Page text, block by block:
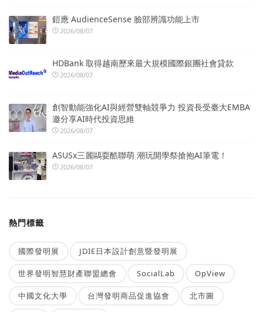
鎧應 AudienceSense 臉部辨識功能上市
2026/08/07
HDBank 取得越南歷來最大規模國際銀團社會貸款
2026/08/07
創智動能強化AI與經營雙軸競爭力 投資長受臺大EMBA
邀分享AI時代投資思維
2026/08/07
ASUSx三麗鷗耍酷聯萌 潮玩開學祭搶抱AI筆電！
2026/08/07
熱門標籤
國際發明展 JDIE日本設計創意暨發明展
世界發明智慧財產聯盟總會 SocialLab OpView
中國文化大學 台灣發明商品促進協會 北市圖